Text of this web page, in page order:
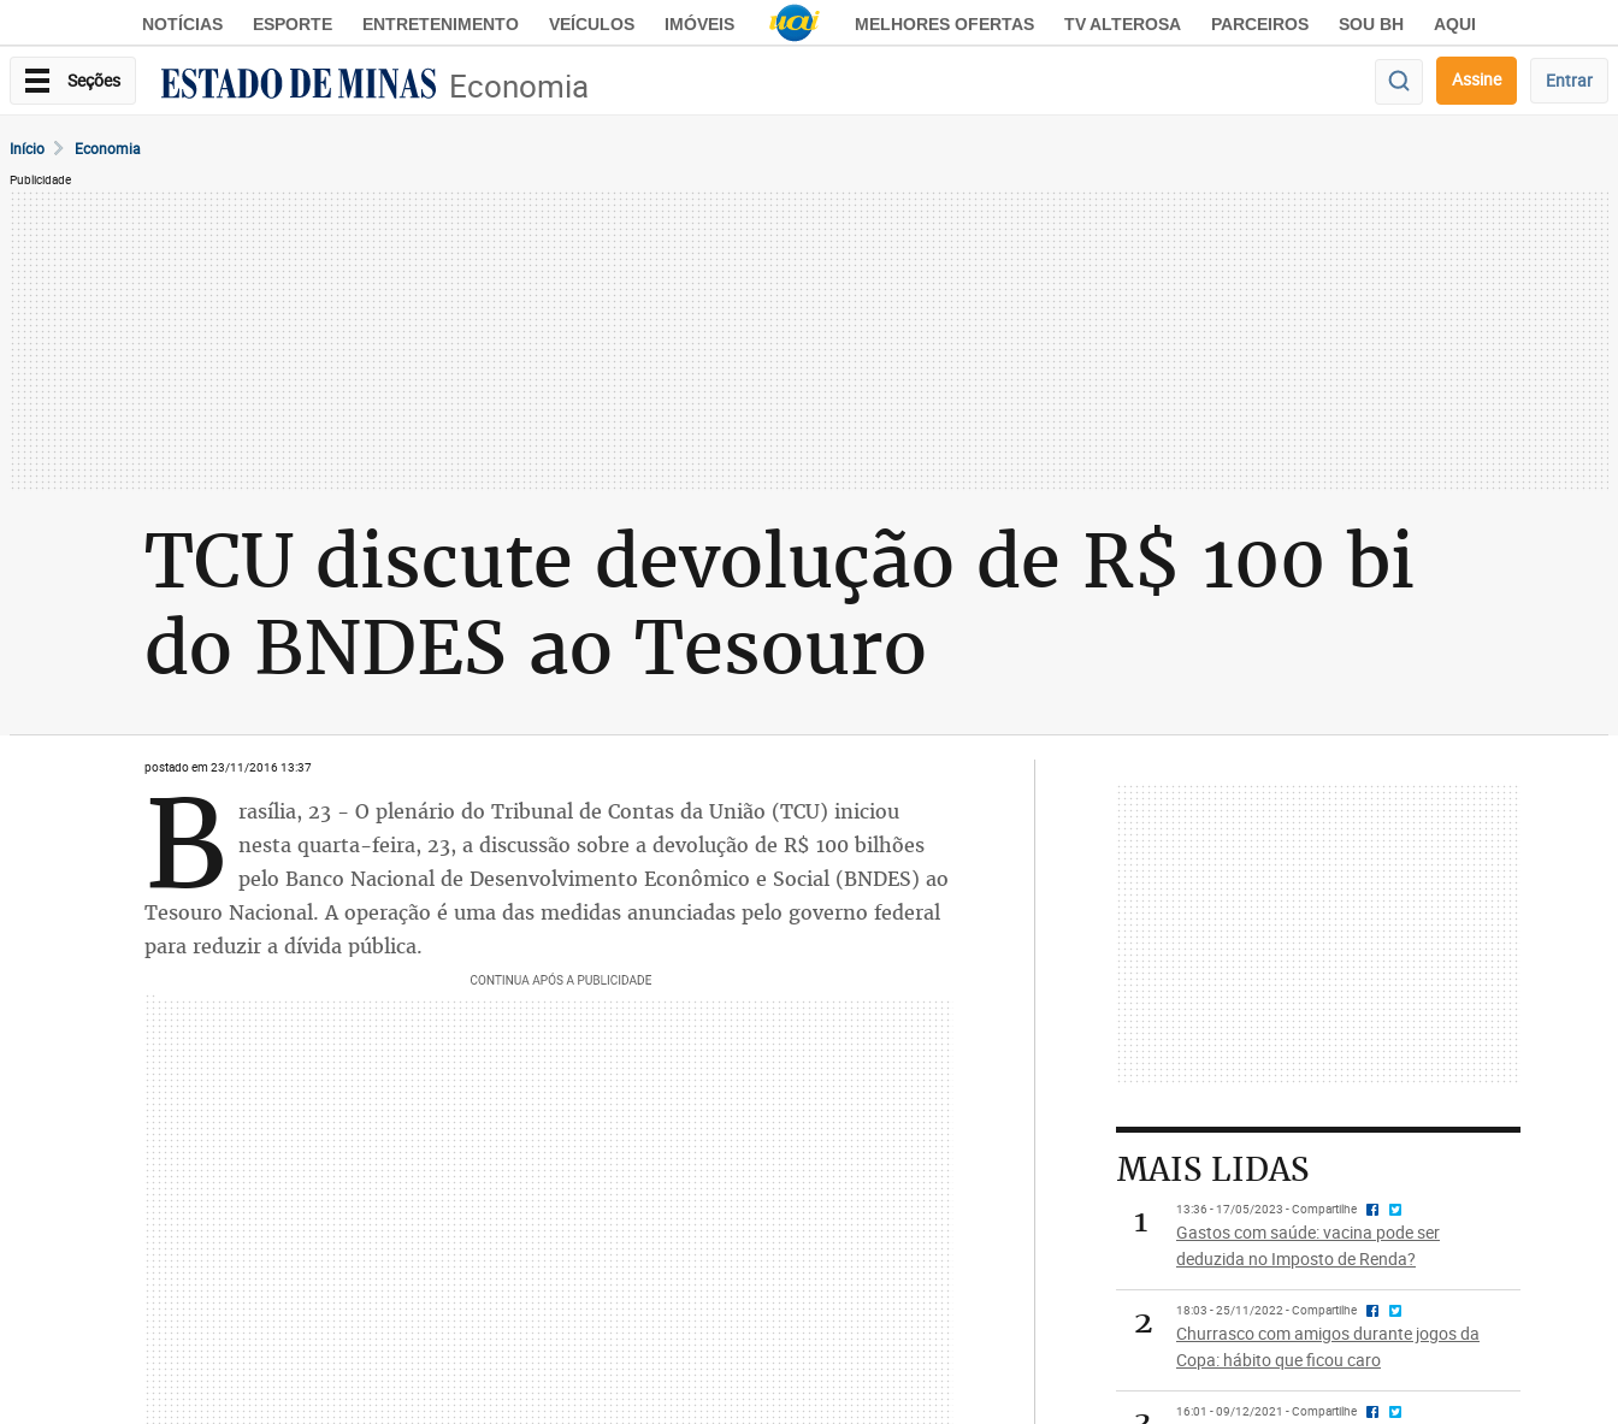
NOTÍCIAS ESPORTE ENTRETENIMENTO VEÍCULOS IMÓVEIS MELHORES OFERTAS TV ALTEROSA PARCEIROS SOU BH AQUI
Seções Economia Assine Entrar
Início Economia
Publicidade
TCU discute devolução de R$ 100 bi
do BNDES ao Tesouro
postado em 23/11/2016 13:37
B rasília, 23 - O plenário do Tribunal de Contas da União (TCU) iniciou
nesta quarta-feira, 23, a discussão sobre a devolução de R$ 100 bilhões
pelo Banco Nacional de Desenvolvimento Econômico e Social (BNDES) ao
Tesouro Nacional. A operação é uma das medidas anunciadas pelo governo federal
para reduzir a dívida pública.
MAIS LIDAS
1
13:36 - 17/05/2023 - Compartilhe
Gastos com saúde: vacina pode ser
deduzida no Imposto de Renda?
2 18:03 - 25/11/2022 - Compartilhe
Churrasco com amigos durante jogos da
Copa: hábito que ficou caro
16:01 - 09/12/2021 - Compartilhe